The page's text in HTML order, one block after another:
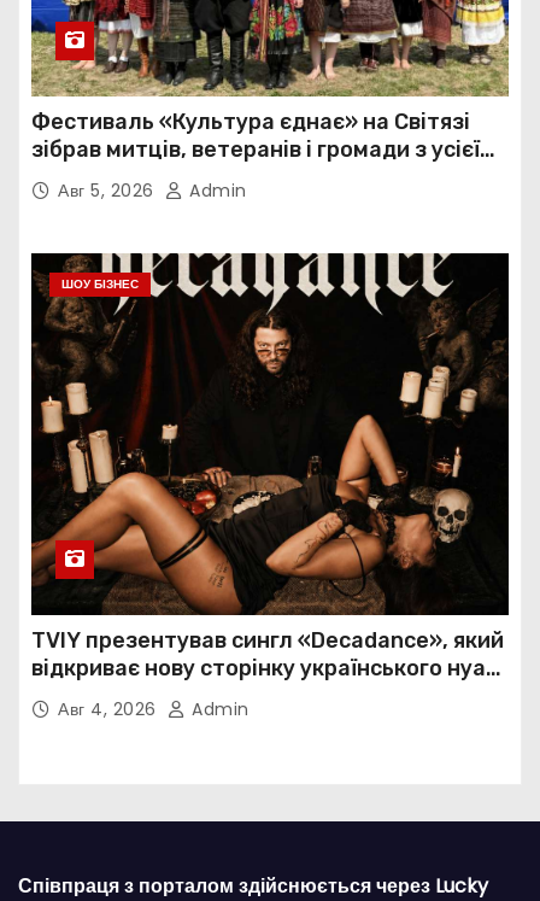
Фестиваль «Культура єднає» на Світязі
зібрав митців, ветеранів і громади з усієї
України
Авг 5, 2026 Admin
ШОУ БІЗНЕС
TVIY презентував сингл «Decadance», який
відкриває нову сторінку українського нуар-
попуАвг 4, 2026 Admin
Співпраця з порталом здійснюється через Lucky